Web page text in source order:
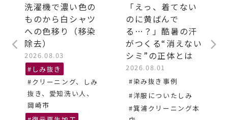
洗濯機で濃い色の
ものから白シャツ
への色移り（移染
除去）
2026.08.03
#しみ抜き
#クリーニング、しみ
抜き、愛知洗い人、
岡崎市
「えっ、着てない
のに黄ばんで
る…？」酷暑の汗
がつくる“消えない
シミ”の正体とは
2026.08.01
#染み抜き事例
#洋服についたしみ
#箕浦クリーニング本